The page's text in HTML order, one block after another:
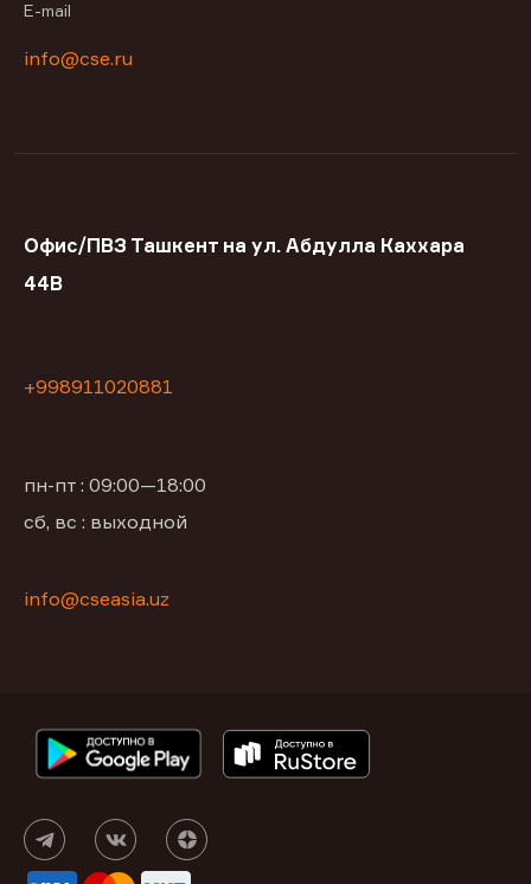
E-mail
info@cse.ru
Офис/ПВЗ Ташкент на ул. Абдулла Каххара
44В
+998911020881
пн-пт : 09:00—18:00
сб, вс : выходной
info@cseasia.uz